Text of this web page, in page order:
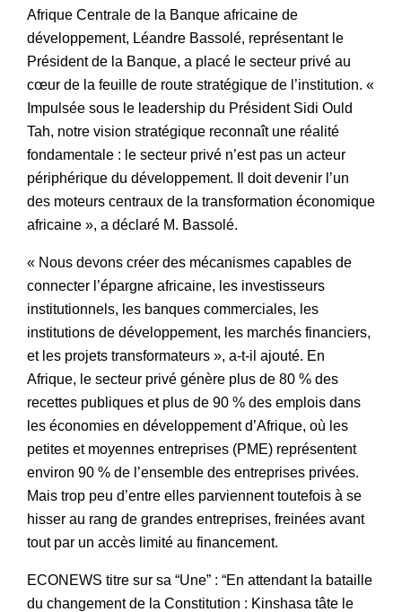
Afrique Centrale de la Banque africaine de
développement, Léandre Bassolé, représentant le
Président de la Banque, a placé le secteur privé au
cœur de la feuille de route stratégique de l’institution. «
Impulsée sous le leadership du Président Sidi Ould
Tah, notre vision stratégique reconnaît une réalité
fondamentale : le secteur privé n’est pas un acteur
périphérique du développement. Il doit devenir l’un
des moteurs centraux de la transformation économique
africaine », a déclaré M. Bassolé.
« Nous devons créer des mécanismes capables de
connecter l’épargne africaine, les investisseurs
institutionnels, les banques commerciales, les
institutions de développement, les marchés financiers,
et les projets transformateurs », a-t-il ajouté. En
Afrique, le secteur privé génère plus de 80 % des
recettes publiques et plus de 90 % des emplois dans
les économies en développement d’Afrique, où les
petites et moyennes entreprises (PME) représentent
environ 90 % de l’ensemble des entreprises privées.
Mais trop peu d’entre elles parviennent toutefois à se
hisser au rang de grandes entreprises, freinées avant
tout par un accès limité au financement.
ECONEWS titre sur sa “Une” : “En attendant la bataille
du changement de la Constitution : Kinshasa tâte le